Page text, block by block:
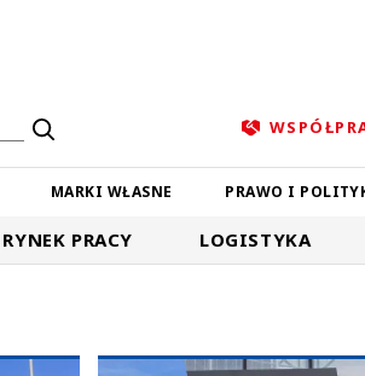
MARKI WŁASNE PRAWO I
RYNEK PRACY LOGISTYKA